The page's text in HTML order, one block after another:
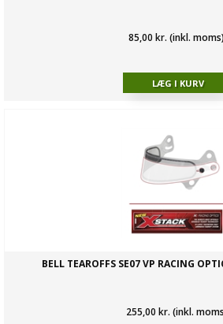
85,00 kr. (inkl. moms)
BELL TEAROFFS SE07 VP RACING
255,00 kr. (inkl.